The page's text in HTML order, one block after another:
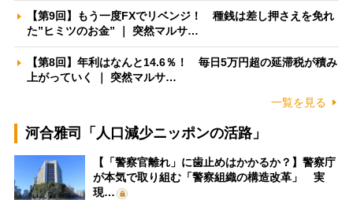
【第9回】もう一度FXでリベンジ！ 種銭は差し押さえを免れ
た”ヒミツのお金” ｜ 突然マルサ…
【第8回】年利はなんと14.6％！ 毎日5万円超の延滞税が積み
上がっていく ｜ 突然マルサ…
一覧を見る
河合雅司「人口減少ニッポンの活路」
【「警察官離れ」に歯止めはかかるか？】警察庁
が本気で取り組む「警察組織の構造改革」 実
現…